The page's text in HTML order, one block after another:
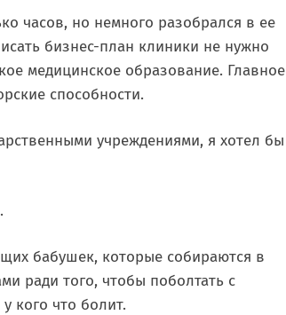
часов, но немного разобрался в ее
бизнес-план клиники не нужно
медицинское образование. Главное
способности.
учреждениями, я хотел бы
бабушек, которые собираются в
ради того, чтобы поболтать с
кого что болит.